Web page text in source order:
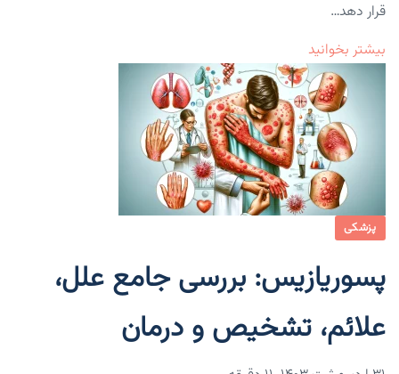
قرار دهد…
بیشتر بخوانید
پزشکی
پسوریازیس: بررسی جامع علل،
علائم، تشخیص و درمان